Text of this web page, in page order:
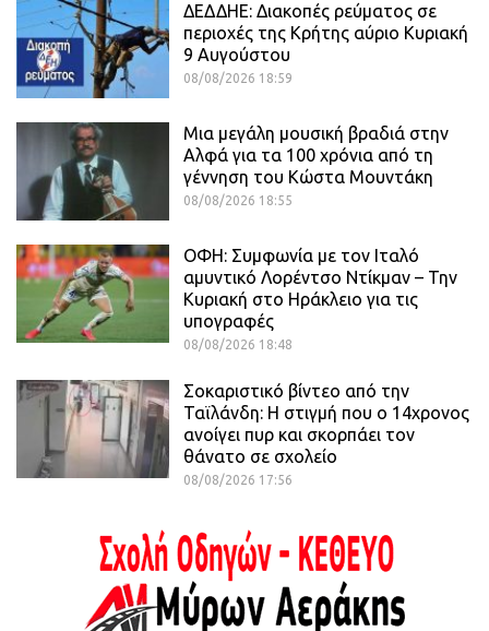
ΔΕΔΔΗΕ: Διακοπές ρεύματος σε
περιοχές της Κρήτης αύριο Κυριακή
9 Αυγούστου
08/08/2026 18:59
Μια μεγάλη μουσική βραδιά στην
Αλφά για τα 100 χρόνια από τη
γέννηση του Κώστα Μουντάκη
08/08/2026 18:55
ΟΦΗ: Συμφωνία με τον Ιταλό
αμυντικό Λορέντσο Ντίκμαν – Την
Κυριακή στο Ηράκλειο για τις
υπογραφές
08/08/2026 18:48
Σοκαριστικό βίντεο από την
Ταϊλάνδη: Η στιγμή που ο 14χρονος
ανοίγει πυρ και σκορπάει τον
θάνατο σε σχολείο
08/08/2026 17:56